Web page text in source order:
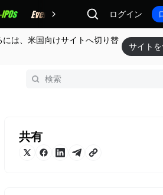
報酬 ログイン
は、米国向けサイトへ切り替
サイト
共有